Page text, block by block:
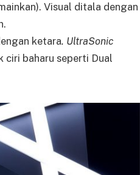
Visual ditala dengan
ketara. UltraSonic
ciri baharu seperti Dual